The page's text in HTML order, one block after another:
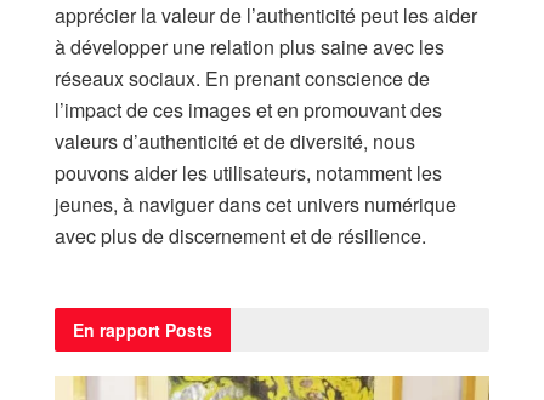
apprécier la valeur de l’authenticité peut les aider
à développer une relation plus saine avec les
réseaux sociaux. En prenant conscience de
l’impact de ces images et en promouvant des
valeurs d’authenticité et de diversité, nous
pouvons aider les utilisateurs, notamment les
jeunes, à naviguer dans cet univers numérique
avec plus de discernement et de résilience.
En rapport Posts